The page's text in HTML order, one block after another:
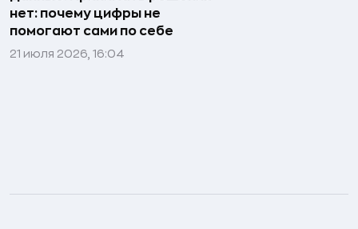
нет: почему цифры не
помогают сами по себе
21 июля 2026, 16:04